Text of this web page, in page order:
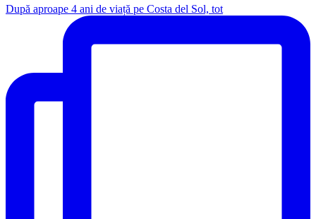
După aproape 4 ani de viață pe Costa del Sol, tot